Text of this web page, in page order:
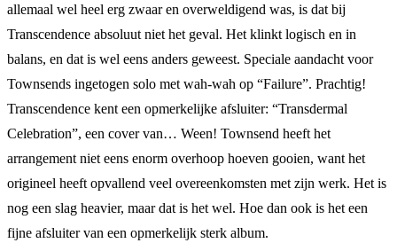
allemaal wel heel erg zwaar en overweldigend was, is dat bij
Transcendence absoluut niet het geval. Het klinkt logisch en in
balans, en dat is wel eens anders geweest. Speciale aandacht voor
Townsends ingetogen solo met wah-wah op “Failure”. Prachtig!
Transcendence kent een opmerkelijke afsluiter: “Transdermal
Celebration”, een cover van… Ween! Townsend heeft het
arrangement niet eens enorm overhoop hoeven gooien, want het
origineel heeft opvallend veel overeenkomsten met zijn werk. Het is
nog een slag heavier, maar dat is het wel. Hoe dan ook is het een
fijne afsluiter van een opmerkelijk sterk album.